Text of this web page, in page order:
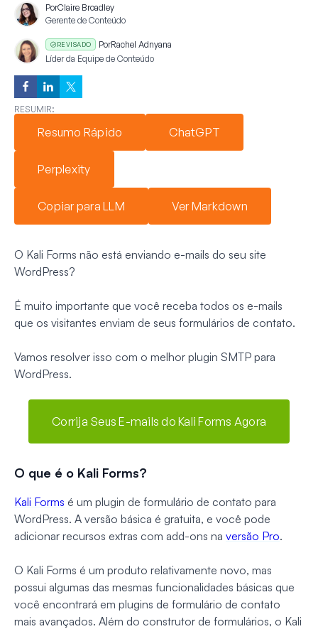
PorClaire Broadley
Gerente de Conteúdo
REVISADO PorRachel Adnyana
Líder da Equipe de Conteúdo
RESUMIR:
Resumo Rápido ChatGPT
Perplexity
Copiar para LLM Ver Markdown
O Kali Forms não está enviando e-mails do seu site
WordPress?
É muito importante que você receba todos os e-mails
que os visitantes enviam de seus formulários de contato.
Vamos resolver isso com o melhor plugin SMTP para
WordPress.
Corrija Seus E-mails do Kali Forms Agora
O que é o Kali Forms?
Kali Forms é um plugin de formulário de contato para
WordPress. A versão básica é gratuita, e você pode
adicionar recursos extras com add-ons na versão Pro.
O Kali Forms é um produto relativamente novo, mas
possui algumas das mesmas funcionalidades básicas que
você encontrará em plugins de formulário de contato
mais avançados. Além do construtor de formulários, o Kali